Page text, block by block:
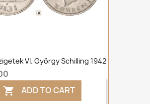
VI. György Schilling 1942
 ADD TO CART